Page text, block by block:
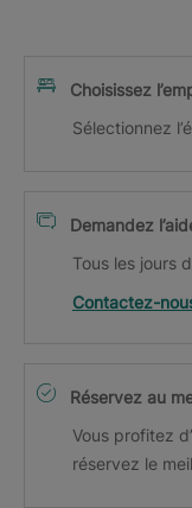
Choisissez
Sélectionnez
Demandez
Tous les jours
Contactez-
Réservez au
Vous profitez
réservez le